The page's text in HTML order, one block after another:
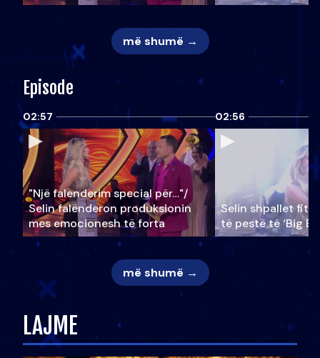
më shumë →
Episode
02:57
"Një falenderim special për…"/
Selin falënderon produksionin
mes emocionesh të forta
02:56
Selin shpallet
të pestë të ‘Big
më shumë →
LAJME